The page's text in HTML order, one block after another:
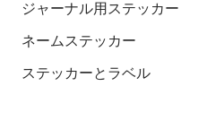
ジャーナル用ステッカー
ネームステッカー
ステッカーとラベル